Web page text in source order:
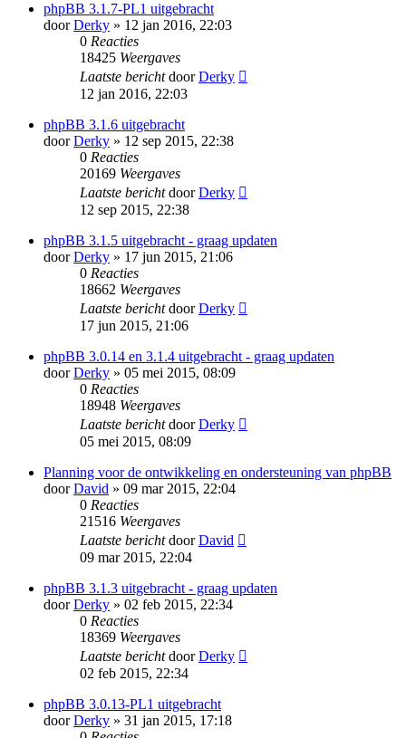
phpBB 3.1.7-PL1 uitgebracht
doorDerky » 12 jan 2016, 22:03
0 Reacties
18425 Weergaves
Laatste berichtdoorDerky
12 jan 2016, 22:03
phpBB 3.1.6 uitgebracht
doorDerky » 12 sep 2015, 22:38
0 Reacties
20169 Weergaves
Laatste berichtdoorDerky
12 sep 2015, 22:38
phpBB 3.1.5 uitgebracht - graag updaten
doorDerky » 17 jun 2015, 21:06
0 Reacties
18662 Weergaves
Laatste berichtdoorDerky
17 jun 2015, 21:06
phpBB 3.0.14 en 3.1.4 uitgebracht - graag updaten
doorDerky » 05 mei 2015, 08:09
0 Reacties
18948 Weergaves
Laatste berichtdoorDerky
05 mei 2015, 08:09
Planning voor de ontwikkeling en ondersteuning van phpBB
doorDavid » 09 mar 2015, 22:04
0 Reacties
21516 Weergaves
Laatste berichtdoorDavid
09 mar 2015, 22:04
phpBB 3.1.3 uitgebracht - graag updaten
doorDerky » 02 feb 2015, 22:34
0 Reacties
18369 Weergaves
Laatste berichtdoorDerky
02 feb 2015, 22:34
phpBB 3.0.13-PL1 uitgebracht
doorDerky » 31 jan 2015, 17:18